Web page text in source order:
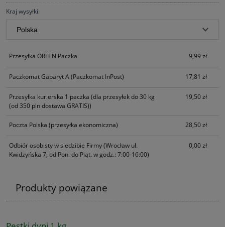
Kraj wysyłki:
Przesyłka ORLEN Paczka 9,99 zł
Paczkomat Gabaryt A(Paczkomat InPost) 17,81 zł
Przesyłka kurierska 1 paczka (dla przesyłek do 30 kg
(od 350 pln dostawa GRATIS))
19,50 zł
Poczta Polska (przesyłka ekonomiczna) 28,50 zł
Odbiór osobisty w siedzibie Firmy(Wrocław ul.
Kwidzyńska 7; od Pon. do Piąt. w godz.: 7:00-16:00)
0,00 zł
Produkty powiązane